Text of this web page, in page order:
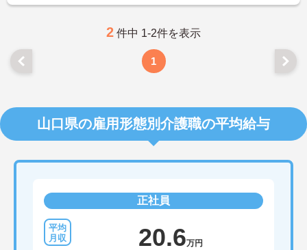
2 件中 1-2件を表示
1
山口県の雇用形態別介護職の平均給与
正社員
20.6万円